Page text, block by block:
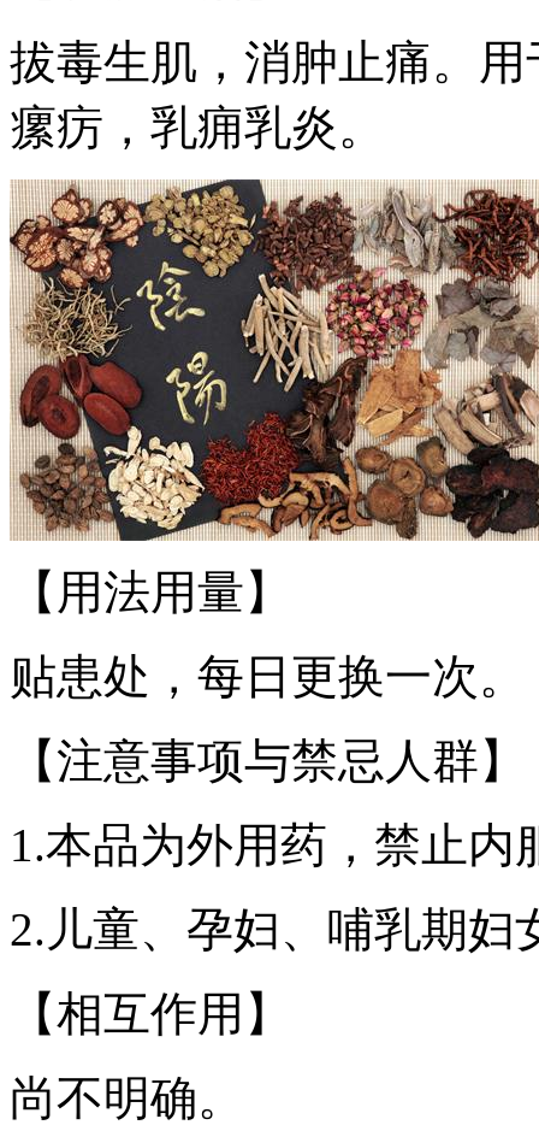
拔毒生肌，消肿止痛。
瘰疠，乳痈乳炎。
【用法用量】
贴患处，每日更换一次。
【注意事项与禁忌人群】
1.本品为外用药，禁止内
2.儿童、孕妇、哺乳期妇
【相互作用】
尚不明确。